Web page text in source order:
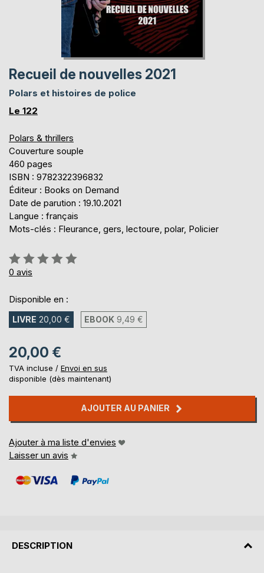
Recueil de nouvelles 2021
Polars et histoires de police
Le 122
Polars & thrillers
Couverture souple
460 pages
ISBN : 9782322396832
Éditeur : Books on Demand
Date de parution : 19.10.2021
Langue : français
Mots-clés : Fleurance, gers, lectoure, polar, Policier
Évaluation:
0%
0 avis
Disponible en :
LIVRE 20,00 € EBOOK 9,49 €
20,00 €
TVA incluse / Envoi en sus
disponible (dès maintenant)
AJOUTER AU PANIER
Ajouter à ma liste d'envies
Laisser un avis
DESCRIPTION